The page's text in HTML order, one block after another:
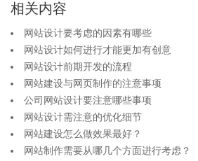
相关内容
网站设计要考虑的因素有哪些
网站设计如何进行才能更加有创意
网站设计前期开发的流程
网站建设与网页制作的注意事项
公司网站设计要注意哪些事项
网站设计需注意的优化细节
网站建设怎么做效果最好？
网站制作需要从哪几个方面进行考虑？